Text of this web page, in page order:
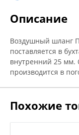
Описание
Воздушный шланг
поставляется в
внутренний 25 мм.
производится в
Похожие